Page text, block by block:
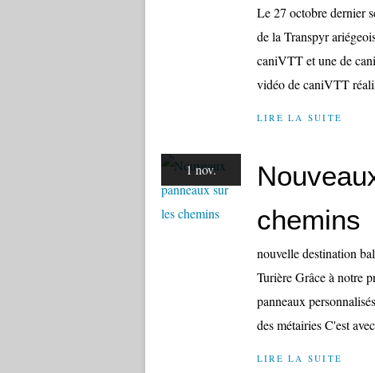
Le 27 octobre dernier
de la Transpyr
caniVTT et une de
vidéo de caniVTT
LIRE LA SUITE
1 nov.
chemins
nouvelle destination
Turière Grâce à notre
panneaux
des métairies C'est
LIRE LA SUITE